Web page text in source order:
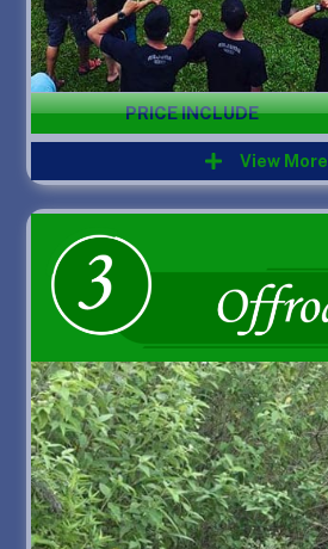
PRICE INCLUDE
View More